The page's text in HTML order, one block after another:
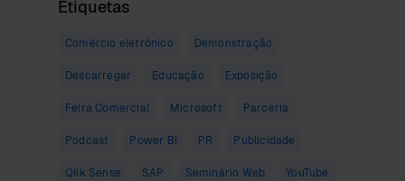
Etiquetas
Comércio eletrónico Demonstração
Descarregar Educação Exposição
Feira Comercial Microsoft Parceria
Podcast Power BI PR Publicidade
Qlik Sense SAP Seminário Web YouTube